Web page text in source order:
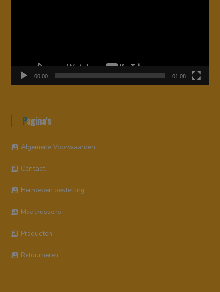
00:00 01:08
Pagina’s
Algemene Voorwaarden
Contact
Herroepen bestelling
Maatkussens
Producten
Retourneren